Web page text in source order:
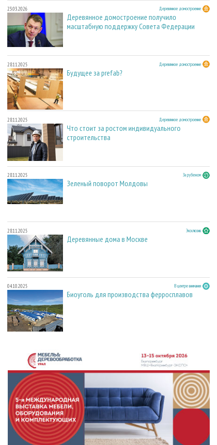
23.03.2026 Деревянное домостроение
Деревянное домостроение получило
масштабную поддержку Совета Федерации
28.11.2025 Деревянное домостроение
Будущее за prefab?
28.11.2025 Деревянное домостроение
Что стоит за ростом индивидуального
строительства
28.11.2025 За рубежом
Зеленый поворот Молдовы
28.11.2025 Эксклюзив
Деревянные дома в Москве
04.10.2025 В центре внимания
Биоуголь для производства ферросплавов